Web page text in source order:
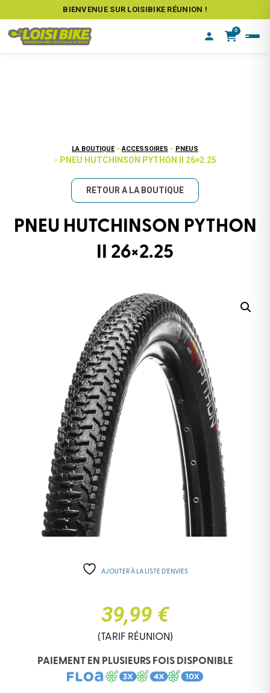
BIENVENUE SUR LOISIBIKE RÉUNION !
0
LA BOUTIQUE - ACCESSOIRES - PNEUS
- PNEU HUTCHINSON PYTHON II 26×2.25
RETOUR A LA BOUTIQUE
PNEU HUTCHINSON PYTHON
II 26×2.25
AJOUTER À LA LISTE D’ENVIES
39,99 €
(TARIF RÉUNION)
PAIEMENT EN PLUSIEURS FOIS DISPONIBLE